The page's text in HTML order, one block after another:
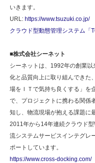
いきます。
URL: https://www.tsuzuki.co.jp/
クラウド型動態管理システム「
■株式会社シーネット
シーネットは、1992年の創業
化と品質向上に取り組んできた
場をＩＴで気持ち良くする」を
で、プロジェクトに携わる関係
知し、物流現場が抱える課題に
2011年から14年連続クラウド
流システムサービスインテグレ
ポートしています。
https://www.cross-docking.com/